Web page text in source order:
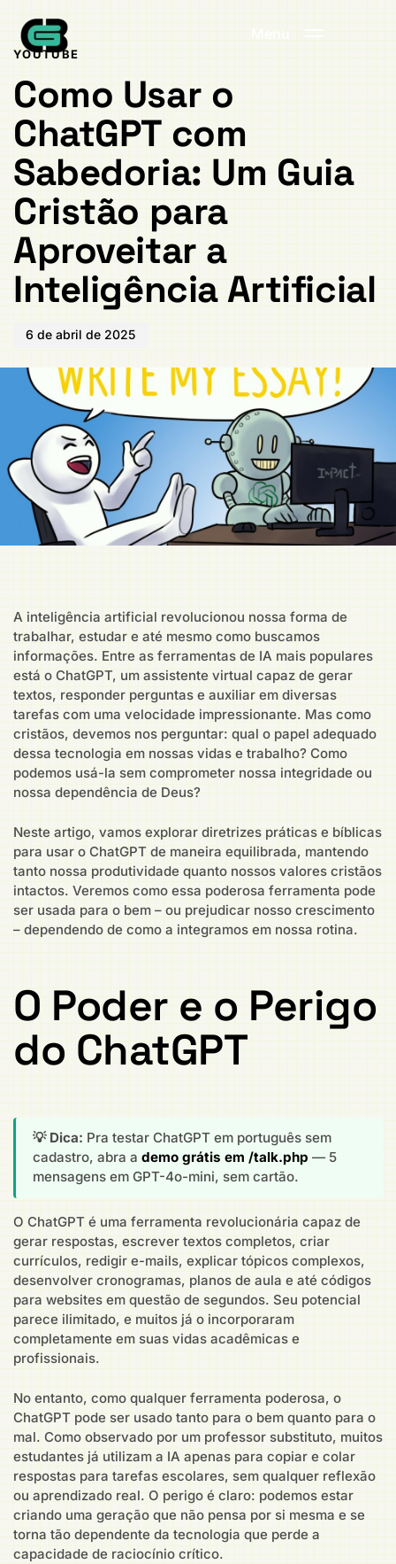
Menu
EM:
YOUTUBE
Como Usar o
ChatGPT com
Sabedoria: Um Guia
Cristão para
Aproveitar a
Inteligência Artificial
em:
6 de abril de 2025
A inteligência artificial revolucionou nossa forma de
trabalhar, estudar e até mesmo como buscamos
informações. Entre as ferramentas de IA mais populares
está o ChatGPT, um assistente virtual capaz de gerar
textos, responder perguntas e auxiliar em diversas
tarefas com uma velocidade impressionante. Mas como
cristãos, devemos nos perguntar: qual o papel adequado
dessa tecnologia em nossas vidas e trabalho? Como
podemos usá-la sem comprometer nossa integridade ou
nossa dependência de Deus?
Neste artigo, vamos explorar diretrizes práticas e bíblicas
para usar o ChatGPT de maneira equilibrada, mantendo
tanto nossa produtividade quanto nossos valores cristãos
intactos. Veremos como essa poderosa ferramenta pode
ser usada para o bem – ou prejudicar nosso crescimento
– dependendo de como a integramos em nossa rotina.
O Poder e o Perigo
do ChatGPT
💡 Dica: Pra testar ChatGPT em português sem
cadastro, abra ademo grátis em /talk.php — 5
mensagens em GPT-4o-mini, sem cartão.
O ChatGPT é uma ferramenta revolucionária capaz de
gerar respostas, escrever textos completos, criar
currículos, redigir e-mails, explicar tópicos complexos,
desenvolver cronogramas, planos de aula e até códigos
para websites em questão de segundos. Seu potencial
parece ilimitado, e muitos já o incorporaram
completamente em suas vidas acadêmicas e
profissionais.
No entanto, como qualquer ferramenta poderosa, o
ChatGPT pode ser usado tanto para o bem quanto para o
mal. Como observado por um professor substituto, muitos
estudantes já utilizam a IA apenas para copiar e colar
respostas para tarefas escolares, sem qualquer reflexão
ou aprendizado real. O perigo é claro: podemos estar
criando uma geração que não pensa por si mesma e se
torna tão dependente da tecnologia que perde a
capacidade de raciocínio crítico.